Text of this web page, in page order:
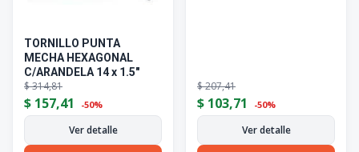
TORNILLO PUNTA
MECHA HEXAGONAL
C/ARANDELA 14 x 1.5"
$314,81
$ 157,41 -50%
Ver detalle
$207,41
$ 103,71 -50%
Ver detalle